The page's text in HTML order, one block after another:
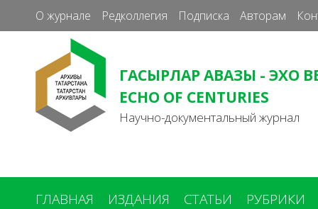
О журнале Редколлегия Подписка Авторам
ГАСЫРЛАР АВАЗЫ - ЭХО
ECHO OF CENTURIES
Научно-документальный журнал
ГЛАВНАЯ ИЗДАНИЯ СТАТЬИ РУБРИКИ